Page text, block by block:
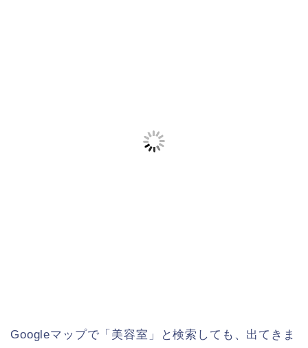
Googleマップで「美容室」と検索しても、出てきま